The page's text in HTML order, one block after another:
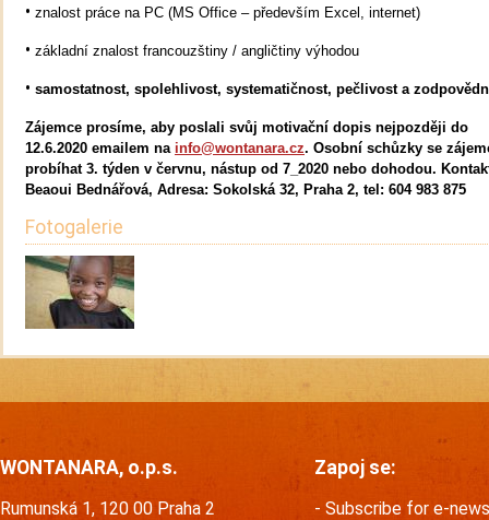
• znalost práce na PC (MS Office – především Excel, internet)
• základní znalost francouzštiny / angličtiny výhodou
• samostatnost, spolehlivost, systematičnost, pečlivost a
Zájemce prosíme, aby poslali svůj motivační dopis nejpozději do
12.6.2020 emailem na info@wontanara.cz. Osobní schůzky se
probíhat 3. týden v červnu, nástup od 7_2020 nebo dohodou.
Beaoui Bednářová, Adresa: Sokolská 32, Praha 2, tel: 604 983 875
Fotogalerie
WONTANARA, o.p.s.
Rumunská 1, 120 00 Praha 2
Zapoj se:
Subscribe for e-news